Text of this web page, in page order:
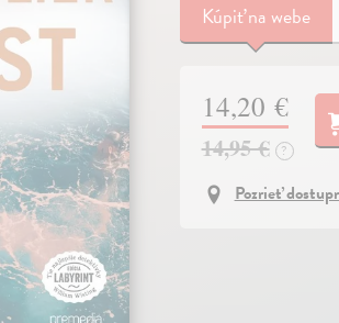
Kúpiťna webe
14,20 €
14,95 € ?
Pozrieť